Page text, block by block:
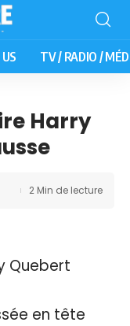
TV / RADIO /
Harry
2 Min de lecture
en tête